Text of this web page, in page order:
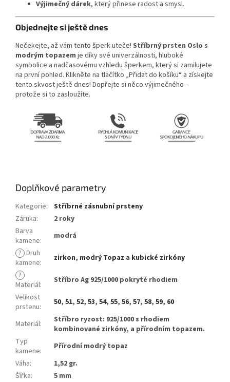
Výjimečný dárek, který přinese radost a smysl.
Objednejte si ještě dnes
Nečekejte, až vám tento šperk uteče! Stříbrný prsten Oslo s
modrým topazem je díky své univerzálnosti, hluboké
symbolice a nadčasovému vzhledu šperkem, který si zamilujete
na první pohled. Klikněte na tlačítko „Přidat do košíku“ a získejte
tento skvost ještě dnes! Dopřejte si něco výjimečného –
protože si to zasloužíte.
Doplňkové parametry
Kategorie:
Stříbrné zásnubní prsteny
Záruka:
2 roky
Barva
kamene:
modrá
? Druh
kamene: zirkon, modrý Topaz a kubické zirkóny
?
Materiál:
Stříbro Ag 925/1000 pokryté rhodiem
Velikost
prstenu: 50, 51, 52, 53, 54, 55, 56, 57, 58, 59, 60
Materiál:
Stříbro ryzost: 925/1000 s rhodiem
kombinované zirkóny, a přírodním topazem.
Typ
kamene:
Přírodní modrý topaz
Váha:
1,52 gr.
Šířka:
5 mm